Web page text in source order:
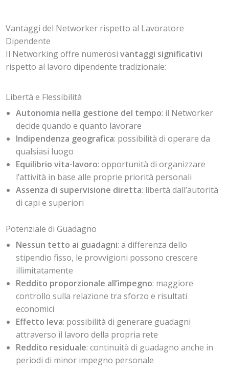
Vantaggi del Networker rispetto al Lavoratore
Dipendente
Il Networking offre numerosi vantaggi significativi
rispetto al lavoro dipendente tradizionale:
Libertà e Flessibilità
Autonomia nella gestione del tempo: il Networker
decide quando e quanto lavorare
Indipendenza geografica: possibilità di operare da
qualsiasi luogo
Equilibrio vita-lavoro: opportunità di organizzare
l’attività in base alle proprie priorità personali
Assenza di supervisione diretta: libertà dall’autorità
di capi e superiori
Potenziale di Guadagno
Nessun tetto ai guadagni: a differenza dello
stipendio fisso, le provvigioni possono crescere
illimitatamente
Reddito proporzionale all’impegno: maggiore
controllo sulla relazione tra sforzo e risultati
economici
Effetto leva: possibilità di generare guadagni
attraverso il lavoro della propria rete
Reddito residuale: continuità di guadagno anche in
periodi di minor impegno personale